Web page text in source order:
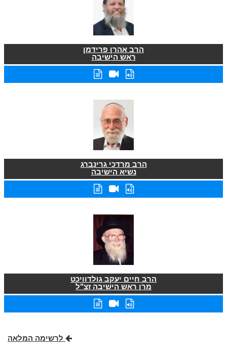
הרב אהרן פרידמן
ראש הישיבה
הרב מרדכי גרינברג
נשיא הישיבה
הרב חיים יעקב גולדוויכט
מרן ראש הישיבה זצ"ל
לרשימה המלאה